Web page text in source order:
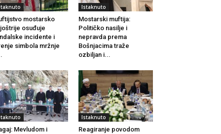
mostarsko
osuđuje
incidente i
simbola mržnje
Istaknuto
Mostarski muftija:
Političko nasilje i
nepravda prema
Bošnjacima traže
ozbiljan i...
Mevludom i
Istaknuto
Reagiranje povodom